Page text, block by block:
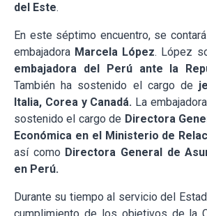
del Este.
En este séptimo encuentro, se
embajadora Marcela López. López
embajadora del Perú ante la
También ha sostenido el cargo de
Italia, Corea y Canadá. La
sostenido el cargo de Directora
Económica en el Ministerio de
así como Directora General de
en Perú.
Durante su tiempo al servicio del